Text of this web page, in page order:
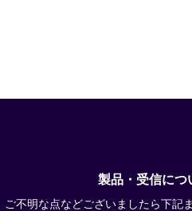
製品・受信につ
ご不明な点などございましたら下記